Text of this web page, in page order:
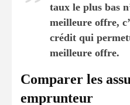
taux le plus bas
meilleure offre,
crédit qui
meilleure offre.
Comparer les
emprunteur